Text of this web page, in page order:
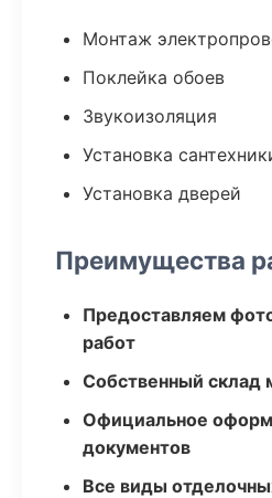
Монтаж
Поклейка обоев
Звукоизоляция
Установка
Установка дверей
Преимущества
Предоставляем
работ
Собственный склад
Официальное
документов
Все виды